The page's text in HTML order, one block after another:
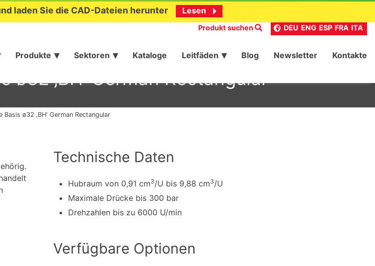
laden Sie die CAD-Dateien herunter Lesen
Produkt suchen DEU ENG ESP FRA ITA
Produkte Sektoren Kataloge Leitfäden Blog Newsletter Kontakte
‚BH‘ German Rectangular
ø32 ‚BH‘ German Rectangular
Technische Daten
Hubraum von 0,91 cm3/U bis 9,88 cm3/U
Maximale Drücke bis 300 bar
Drehzahlen bis zu 6000 U/min
Verfügbare Optionen